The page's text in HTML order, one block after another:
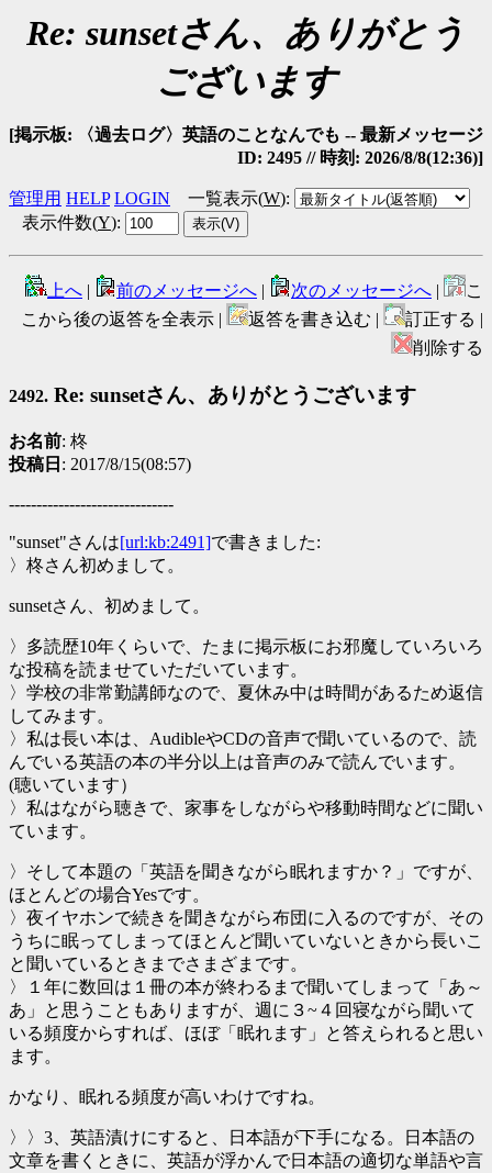
Re: sunsetさん、ありがとう
ございます
[掲示板: 〈過去ログ〉英語のことなんでも -- 最新メッセージ
ID: 2495 // 時刻: 2026/8/8(12:36)]
管理用 HELP LOGIN 一覧表示(W):
表示件数(Y):
上へ | 前のメッセージへ | 次のメッセージへ |
こ
こから後の返答を全表示 |
返答を書き込む |
訂正する |
削除する
2492. Re: sunsetさん、ありがとうございます
お名前: 柊
投稿日 : 2017/8/15(08:57)
------------------------------
"sunset"さんは[url:kb:2491]で書きました:
〉柊さん初めまして。
sunsetさん、初めまして。
〉多読歴10年くらいで、たまに掲示板にお邪魔していろいろ
な投稿を読ませていただいています。
〉学校の非常勤講師なので、夏休み中は時間があるため返信
してみます。
〉私は長い本は、AudibleやCDの音声で聞いているので、読
んでいる英語の本の半分以上は音声のみで読んでいます。
(聴いています）
〉私はながら聴きで、家事をしながらや移動時間などに聞い
ています。
〉そして本題の「英語を聞きながら眠れますか？」ですが、
ほとんどの場合Yesです。
〉夜イヤホンで続きを聞きながら布団に入るのですが、その
うちに眠ってしまってほとんど聞いていないときから長いこ
と聞いているときまでさまざまです。
〉１年に数回は１冊の本が終わるまで聞いてしまって「あ～
あ」と思うこともありますが、週に３~４回寝ながら聞いて
いる頻度からすれば、ほぼ「眠れます」と答えられると思い
ます。
かなり、眠れる頻度が高いわけですね。
〉〉3、英語漬けにすると、日本語が下手になる。日本語の
文章を書くときに、英語が浮かんで日本語の適切な単語や言